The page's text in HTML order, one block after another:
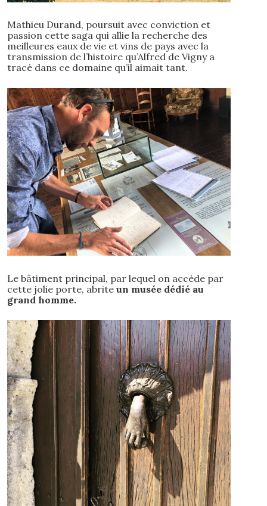
Mathieu Durand, poursuit avec conviction et
passion cette saga qui allie la recherche des
meilleures eaux de vie et vins de pays avec la
transmission de l’histoire qu’Alfred de Vigny a
tracé dans ce domaine qu’il aimait tant.
Le bâtiment principal, par lequel on accède par
cette jolie porte, abriteun musée dédié au
grand homme.